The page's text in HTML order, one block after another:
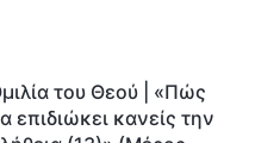
του Θεού | «Πώς
επιδιώκει κανείς την